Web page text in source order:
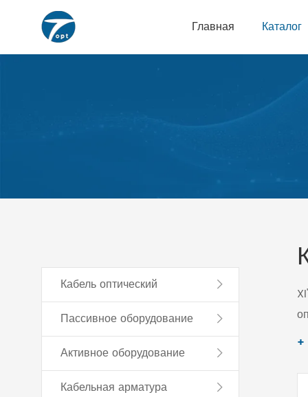
Главная Каталог
Кабель оптический
Пассивное оборудование
Активное оборудование
Кабельная арматура
+